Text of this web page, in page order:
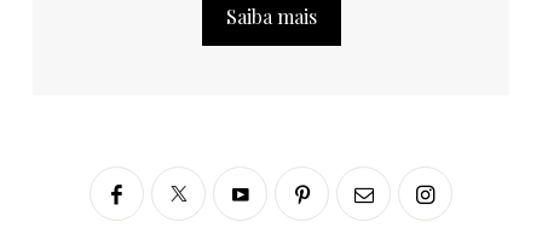
Saiba mais